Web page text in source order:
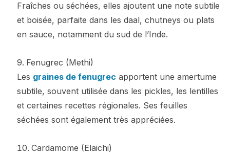
Fraîches ou séchées, elles ajoutent une note subtile
et boisée, parfaite dans les daal, chutneys ou plats
en sauce, notamment du sud de l’Inde.
Fenugrec (Methi)
Les graines de fenugrec apportent une amertume
subtile, souvent utilisée dans les pickles, les lentilles
et certaines recettes régionales. Ses feuilles
séchées sont également très appréciées.
Cardamome (Elaichi)